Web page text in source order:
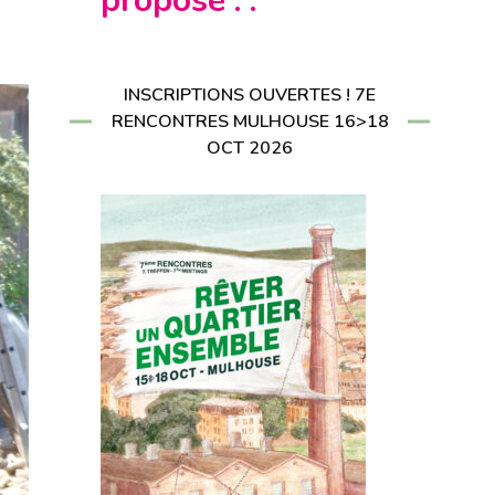
INSCRIPTIONS OUVERTES ! 7E
RENCONTRES MULHOUSE 16>18
OCT 2026